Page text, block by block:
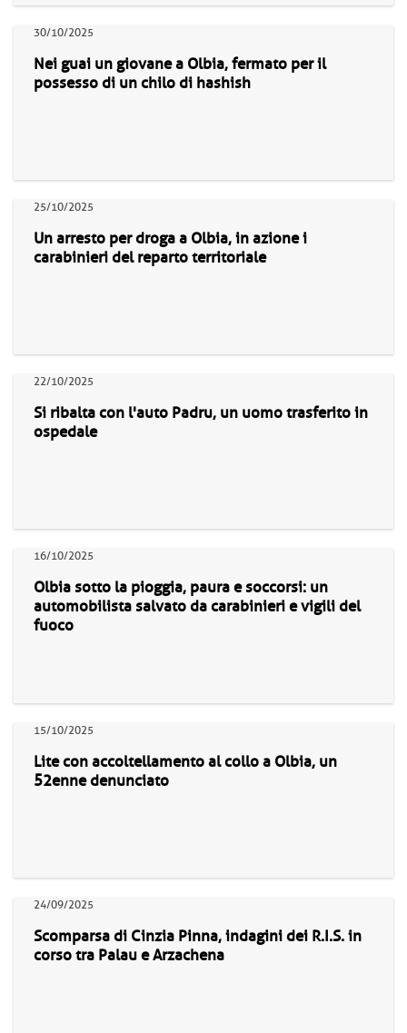
30/10/2025
Nei guai un giovane a Olbia, fermato per il
possesso di un chilo di hashish
25/10/2025
Un arresto per droga a Olbia, in azione i
carabinieri del reparto territoriale
22/10/2025
Si ribalta con l'auto Padru, un uomo trasferito in
ospedale
16/10/2025
Olbia sotto la pioggia, paura e soccorsi: un
automobilista salvato da carabinieri e vigili del
fuoco
15/10/2025
Lite con accoltellamento al collo a Olbia, un
52enne denunciato
24/09/2025
Scomparsa di Cinzia Pinna, indagini dei R.I.S. in
corso tra Palau e Arzachena